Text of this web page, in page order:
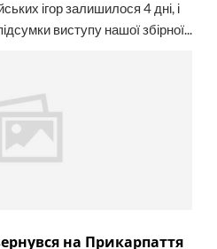
ігор залишилося 4 дні, і
виступу нашої збірної...
на Прикарпаття